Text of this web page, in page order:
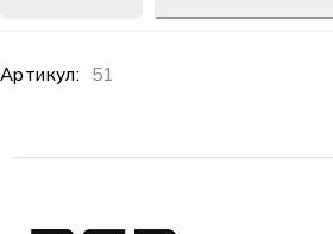
Артикул: 51